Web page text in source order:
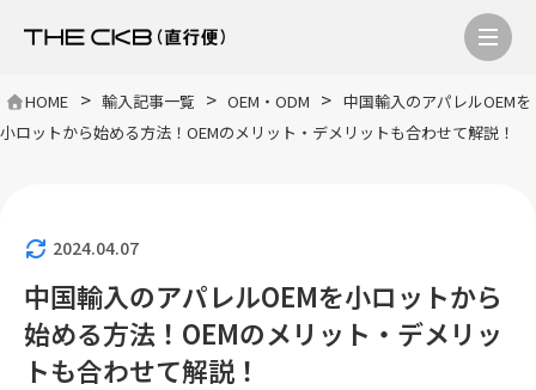
HOME > 輸入記事一覧 > OEM・ODM > 中国輸入のアパレルOEMを
小ロットから始める方法！OEMのメリット・デメリットも合わせて解説！
2024.04.07
中国輸入のアパレルOEMを小ロットから
始める方法！OEMのメリット・デメリッ
トも合わせて解説！